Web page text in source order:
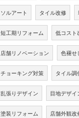
ソルアート タイル改修
短工期リフォーム 低コスト
店舗リノベーション 色褪せ
チョーキング対策 タイル調
乱張りデザイン 目地デザイ
塗装リフォーム 店舗外観改